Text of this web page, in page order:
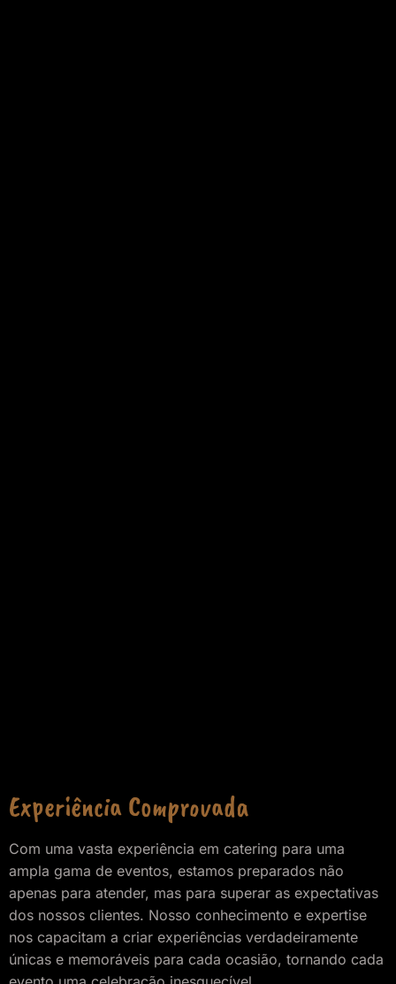
Experiência Comprovada
Com uma vasta experiência em catering para uma
ampla gama de eventos, estamos preparados não
apenas para atender, mas para superar as expectativas
dos nossos clientes. Nosso conhecimento e expertise
nos capacitam a criar experiências verdadeiramente
únicas e memoráveis para cada ocasião, tornando cada